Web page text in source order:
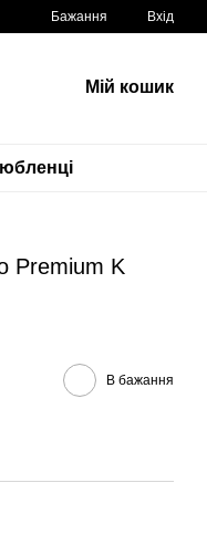
Бажання Вхід
Мій кошик
Premium K
В бажання